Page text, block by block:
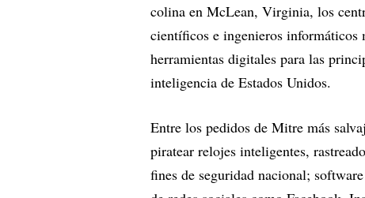
colina en McLean, Virginia, los
científicos e ingenieros informáticos
herramientas digitales para las
inteligencia de Estados Unidos.
Entre los pedidos de Mitre más
piratear relojes inteligentes,
fines de seguridad nacional;